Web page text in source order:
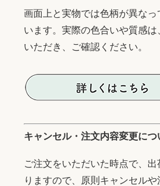
画面上と実物では色柄が異な
います。実際の色合いや質感
いただき、ご確認ください。
キャンセル・注文内容変更につ
ご注文をいただいた時点で、出
りますので、原則キャンセル